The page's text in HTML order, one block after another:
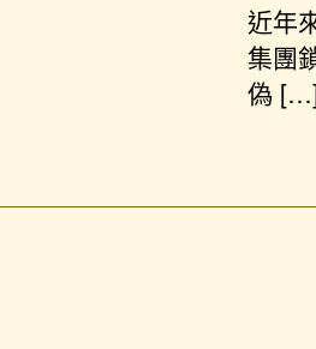
近年
集團
偽